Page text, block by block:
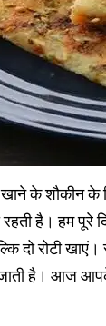
खाने के शौकीन के
है। हम पूरे
दो रोटी
है। आज